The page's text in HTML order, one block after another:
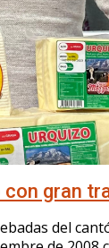
gran
del